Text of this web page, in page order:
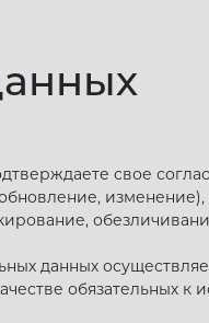
свое
изменение),
данных
обязательных к